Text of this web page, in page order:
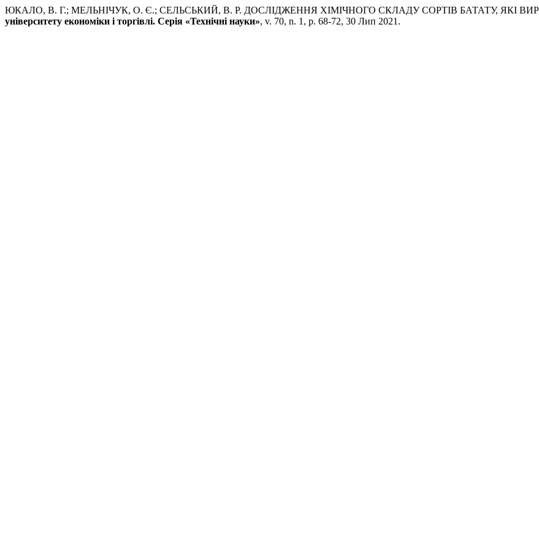
ЮКАЛО, В. Г.; МЕЛЬНІЧУК, О. Є.; СЕЛЬСЬКИЙ, В. Р. ДОСЛІДЖЕННЯ ХІМІЧНОГО СКЛАДУ СОРТІВ БАТАТУ, ЯКІ
університету економіки і торгівлі. Серія «Технічні науки», v. 70, n. 1, p. 68-72, 30 Лип 2021.